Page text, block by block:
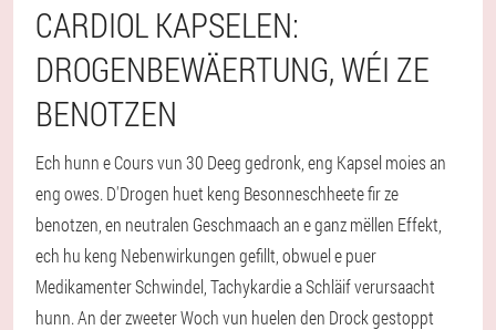
CARDIOL KAPSELEN:
DROGENBEWÄERTUNG, WÉI ZE
BENOTZEN
Ech hunn e Cours vun 30 Deeg gedronk, eng Kapsel moies an
eng owes. D'Drogen huet keng Besonneschheete fir ze
benotzen, en neutralen Geschmaach an e ganz mëllen Effekt,
ech hu keng Nebenwirkungen gefillt, obwuel e puer
Medikamenter Schwindel, Tachykardie a Schläif verursaacht
hunn. An der zweeter Woch vun huelen den Drock gestoppt